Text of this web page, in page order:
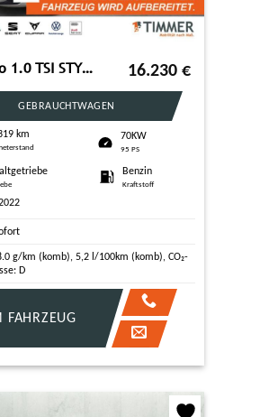
VW Polo 1.0 TSI STYLE +IQ.LIGHT +ACC +VIRTUAL +NAVI 16.230 €
GEBRAUCHTWAGEN
km 70KW
95 PS
Benzin
Kraftstoff
g/km (komb), 5,2 l/100km (komb), CO₂-
D
FAHRZEUG